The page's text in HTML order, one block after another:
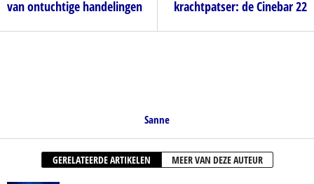
van ontuchtige handelingen
krachtpatser: de Cinebar 22
Sanne
GERELATEERDE ARTIKELEN MEER VAN DEZE AUTEUR